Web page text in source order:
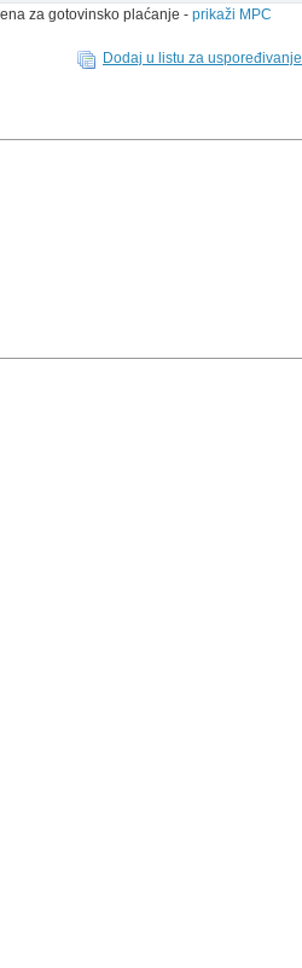
za gotovinsko plaćanje - prikaži MPC
Dodaj u listu za uspoređivanje